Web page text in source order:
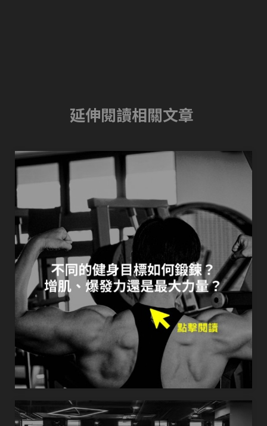
延伸閱讀相關文章